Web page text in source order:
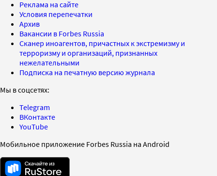
Реклама на сайте
Условия перепечатки
Архив
Вакансии в Forbes Russia
Сканер иноагентов, причастных к экстремизму и
терроризму и организаций, признанных
нежелательными
Подписка на печатную версию журнала
Мы в соцсетях:
Telegram
ВКонтакте
YouTube
Мобильное приложение Forbes Russia на Android